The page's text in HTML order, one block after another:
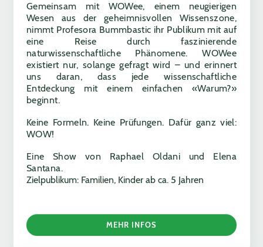
Gemeinsam mit WOWee, einem neugierigen
Wesen aus der geheimnisvollen Wissenszone,
nimmt Profesora Bummbastic ihr Publikum mit auf
eine Reise durch faszinierende
naturwissenschaftliche Phänomene. WOWee
existiert nur, solange gefragt wird – und erinnert
uns daran, dass jede wissenschaftliche
Entdeckung mit einem einfachen «Warum?»
beginnt.
Keine Formeln. Keine Prüfungen. Dafür ganz viel:
WOW!
Eine Show von Raphael Oldani und Elena
Santana.
Zielpublikum: Familien, Kinder ab ca. 5 Jahren
MEHR INFOS